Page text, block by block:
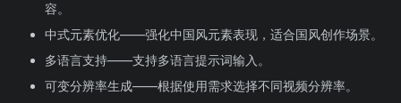
容。
中式元素优化——强化中国风元素表现，适合国风创作场景。
多语言支持——支持多语言提示词输入。
可变分辨率生成——根据使用需求选择不同视频分辨率。